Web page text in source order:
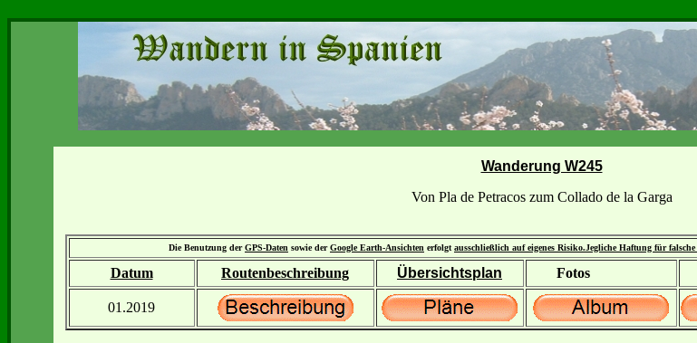
Wanderung W245
Von Pla de Petracos zum Collado de la Garga
Die Benutzung derGPS-Daten sowie derGoogle Earth-Ansichten erfolgt ausschließlich auf eigenes Risiko.Jegliche Haftung für
Datum Routenbeschreibung Übersichtsplan Fotos
01.2019